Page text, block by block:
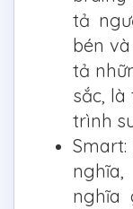
tả
bén
tả
sắc,
trình
nghĩa